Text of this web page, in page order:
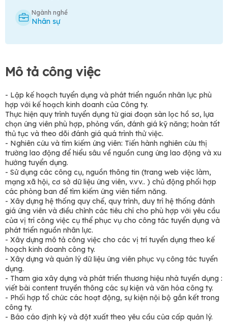
Ngành nghề
Nhân sự
Mô tả công việc
- Lập kế hoạch tuyển dụng và phát triển nguồn nhân lực phù
hợp với kế hoạch kinh doanh của Công ty.
Thực hiện quy trình tuyển dụng từ giai đoạn sàn lọc hồ sơ, lựa
chọn ứng viên phù hợp, phỏng vấn, đánh giá kỹ năng; hoàn tất
thủ tục và theo dõi đánh giá quá trình thử việc.
- Nghiên cứu và tìm kiếm ứng viên: Tiến hành nghiên cứu thị
trường lao động để hiểu sâu về nguồn cung ứng lao động và xu
hướng tuyển dụng.
- Sử dụng các công cụ, nguồn thông tin (trang web việc làm,
mạng xã hội, cơ sở dữ liệu ứng viên, v.vv.. ) chủ động phối hợp
các phòng ban để tìm kiếm ứng viên tiềm năng.
- Xây dựng hệ thống quy chế, quy trình, duy trì hệ thống đánh
giá ứng viên và điều chỉnh các tiêu chí cho phù hợp với yêu cầu
của vị trí công việc cụ thể phục vụ cho công tác tuyển dụng và
phát triển nguồn nhân lực.
- Xây dựng mô tả công việc cho các vị trí tuyển dụng theo kế
hoạch kinh doanh công ty.
- Xây dựng và quản lý dữ liệu ứng viên phục vụ công tác tuyển
dụng.
- Tham gia xây dựng và phát triển thương hiệu nhà tuyển dụng :
viết bài content truyền thông các sự kiện và văn hóa công ty.
- Phối hợp tổ chức các hoạt động, sự kiện nội bộ gắn kết trong
công ty.
- Báo cáo định kỳ và đột xuất theo yêu cầu của cấp quản lý.